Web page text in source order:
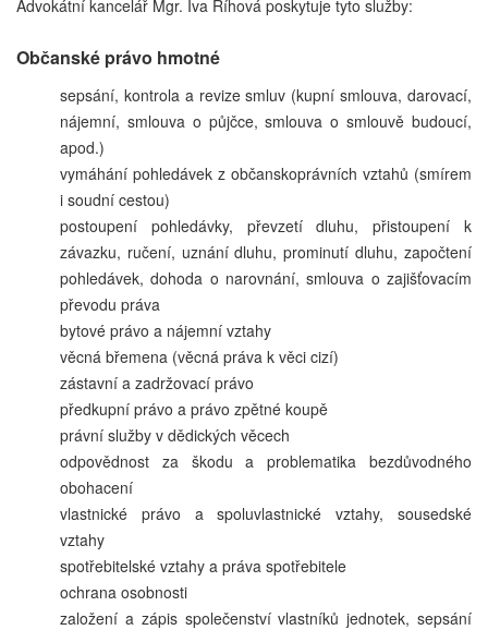
Advokátní kancelář Mgr. Iva Říhová poskytuje tyto služby:
Občanské právo hmotné
sepsání, kontrola a revize smluv (kupní smlouva, darovací,
nájemní, smlouva o půjčce, smlouva o smlouvě budoucí,
apod.)
vymáhání pohledávek z občanskoprávních vztahů (smírem
i soudní cestou)
postoupení pohledávky, převzetí dluhu, přistoupení k
závazku, ručení, uznání dluhu, prominutí dluhu, započtení
pohledávek, dohoda o narovnání, smlouva o zajišťovacím
převodu práva
bytové právo a nájemní vztahy
věcná břemena (věcná práva k věci cizí)
zástavní a zadržovací právo
předkupní právo a právo zpětné koupě
právní služby v dědických věcech
odpovědnost za škodu a problematika bezdůvodného
obohacení
vlastnické právo a spoluvlastnické vztahy, sousedské
vztahy
spotřebitelské vztahy a práva spotřebitele
ochrana osobnosti
založení a zápis společenství vlastníků jednotek, sepsání